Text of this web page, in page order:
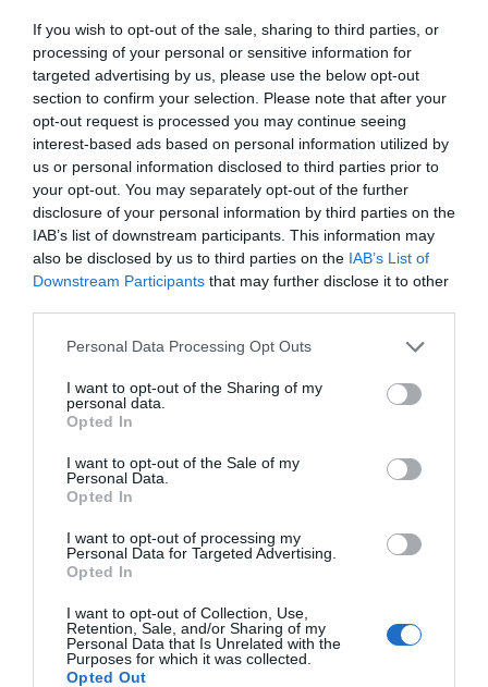
If you wish to opt-out of the sale, sharing to third parties, or
processing of your personal or sensitive information for
targeted advertising by us, please use the below opt-out
section to confirm your selection. Please note that after your
opt-out request is processed you may continue seeing
interest-based ads based on personal information utilized by
us or personal information disclosed to third parties prior to
your opt-out. You may separately opt-out of the further
disclosure of your personal information by third parties on the
IAB’s list of downstream participants. This information may
also be disclosed by us to third parties on the IAB’s List of
Downstream Participants that may further disclose it to other
Personal Data Processing Opt Outs
I want to opt-out of the Sharing of my
personal data.
Opted In
I want to opt-out of the Sale of my
Personal Data.
Opted In
I want to opt-out of processing my
Personal Data for Targeted Advertising.
Opted In
I want to opt-out of Collection, Use,
Retention, Sale, and/or Sharing of my
Personal Data that Is Unrelated with the
Purposes for which it was collected.
Opted Out
ECONOMÍA
El ‘gran’ logro del ministro Puente: los
usuarios de tren de alta velocidad caen un
15,5% hasta junio
Cristina Martín 07/08/26 12:37
SOCIEDAD
Ataque cristianófobo en la muy ‘woke’ ciudad
de Nueva York: destrozan una imagen de la
Virgen María
Redacción 07/08/26 11:46
Marcelo Gullo: “El trabajo de desmitificar la
historia, de poner la verdadera, de
desmontar la falsificación, es un trabajo
cristiano"
por Hispanidad
Artículos anteriores
DIARIO DE LA CORRUPCIÓN SANCHISTA
Diario de la corrupción sanchista. Hazte
Oír se manifiesta delante de La Mareta:
“Pedro Sánchez es un criminal”